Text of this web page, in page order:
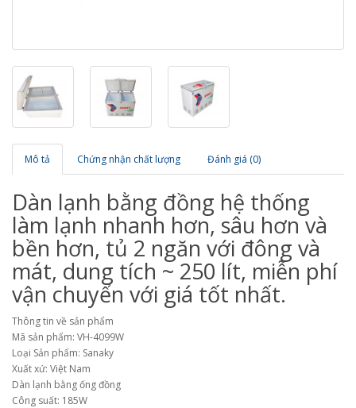
Mô tả Chứng nhận chất lượng Đánh giá (0)
Dàn lạnh bằng đồng hệ thống
làm lạnh nhanh hơn, sâu hơn và
bền hơn, tủ 2 ngăn với đông và
mát, dung tích ~ 250 lít, miễn phí
vận chuyển với giá tốt nhất.
Thông tin về sản phẩm
Mã sản phẩm: VH-4099W
Loại Sản phẩm: Sanaky
Xuất xứ: Việt Nam
Dàn lạnh bằng ống đồng
Công suất: 185W